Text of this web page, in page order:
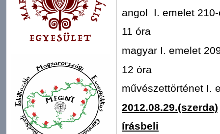
angol I. emelet
11 óra
magyar I. emelet
12 óra
művészettörténet I.
2012.08.29.(szerda)
írásbeli